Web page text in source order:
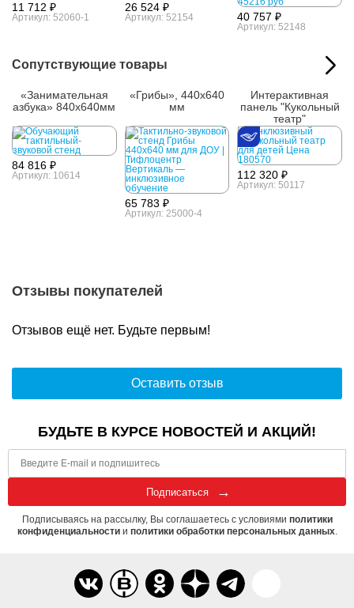
11 712 ₽
Артикул: 52060-1
26 524 ₽
Артикул: 52154 40 757 ₽
Артикул: 52148
Сопутствующие товары
«Занимательная
азбука» 840x640мм
84 816 ₽
Артикул: 10614
«Грибы», 440x640
мм
65 783 ₽
Артикул: 25000-4
Интерактивная
панель "Кукольный
театр"
112 320 ₽
Артикул: 50117
Отзывы покупателей
Отзывов ещё нет. Будьте первым!
Оставить отзыв
БУДЬТЕ В КУРСЕ НОВОСТЕЙ И АКЦИЙ!
Подписаться
Подписываясь на рассылку, Вы соглашаетесь с условиями политики
конфиденциальностии политики обработки персональных данных.